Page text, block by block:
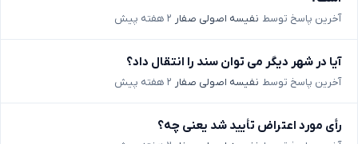
آخرین پاسخ توسط نفیسه اصولی صفار ۲ هفته پیش
آیا در شهر دیگر می توان سند را انتقال داد؟
آخرین پاسخ توسط نفیسه اصولی صفار ۲ هفته پیش
رأی مورد اعتراض تأیید شد یعنی چه؟